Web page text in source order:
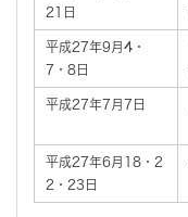
21日
平成27年9月4・
7・8日
平成27年7月7日
平成27年6月18・2
2・23日